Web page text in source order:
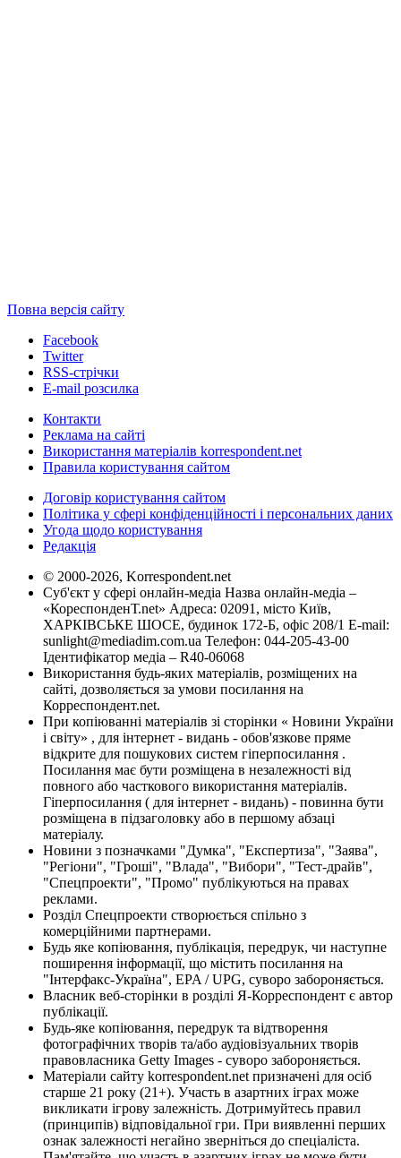
Повна версія сайту
Facebook
Twitter
RSS-стрічки
E-mail розсилка
Контакти
Реклама на сайті
Використання матеріалів korrespondent.net
Правила користування сайтом
Договір користування сайтом
Політика у сфері конфіденційності і персональних даних
Угода щодо користування
Редакція
© 2000-2026, Korrespondent.net
Суб'єкт у сфері онлайн-медіа Назва онлайн-медіа –
«КореспонденТ.net» Адреса: 02091, місто Київ,
ХАРКІВСЬКЕ ШОСЕ, будинок 172-Б, офіс 208/1 E-mail:
sunlight@mediadim.com.ua Телефон: 044-205-43-00
Ідентифікатор медіа – R40-06068
Використання будь-яких матеріалів, розміщених на
сайті, дозволяється за умови посилання на
Корреспондент.net.
При копіюванні матеріалів зі сторінки « Новини України
і світу» , для інтернет - видань - обов'язкове пряме
відкрите для пошукових систем гіперпосилання .
Посилання має бути розміщена в незалежності від
повного або часткового використання матеріалів.
Гіперпосилання ( для інтернет - видань) - повинна бути
розміщена в підзаголовку або в першому абзаці
матеріалу.
Новини з позначками "Думка", "Експертиза", "Заява",
"Регіони", "Гроші", "Влада", "Вибори", "Тест-драйв",
"Спецпроекти", "Промо" публікуються на правах
реклами.
Розділ Спецпроекти створюється спільно з
комерційними партнерами.
Будь яке копіювання, публікація, передрук, чи наступне
поширення інформації, що містить посилання на
"Інтерфакс-Україна", EPA / UPG, суворо забороняється.
Власник веб-сторінки в розділі Я-Корреспондент є автор
публікації.
Будь-яке копіювання, передрук та відтворення
фотографічних творів та/або аудіовізуальних творів
правовласника Getty Images - суворо забороняється.
Матеріали сайту korrespondent.net призначені для осіб
старше 21 року (21+). Участь в азартних іграх може
викликати ігрову залежність. Дотримуйтесь правил
(принципів) відповідальної гри. При виявленні перших
ознак залежності негайно зверніться до спеціаліста.